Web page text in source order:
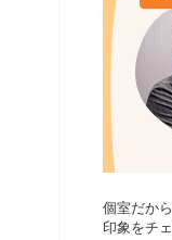
個室だか
印象をチ